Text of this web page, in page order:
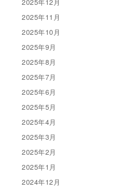
2025年11月
2025年10月
2025年9月
2025年8月
2025年7月
2025年6月
2025年5月
2025年4月
2025年3月
2025年2月
2025年1月
2024年12月